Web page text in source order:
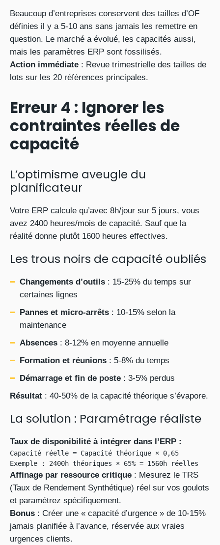
Beaucoup d’entreprises conservent des tailles d’OF
définies il y a 5-10 ans sans jamais les remettre en
question. Le marché a évolué, les capacités aussi,
mais les paramètres ERP sont fossilisés.
Action immédiate : Revue trimestrielle des tailles de
lots sur les 20 références principales.
Erreur 4 : Ignorer les
contraintes réelles de
capacité
L’optimisme aveugle du
planificateur
Votre ERP calcule qu’avec 8h/jour sur 5 jours, vous
avez 2400 heures/mois de capacité. Sauf que la
réalité donne plutôt 1600 heures effectives.
Les trous noirs de capacité oubliés
Changements d’outils : 15-25% du temps sur
certaines lignes
Pannes et micro-arrêts : 10-15% selon la
maintenance
Absences : 8-12% en moyenne annuelle
Formation et réunions : 5-8% du temps
Démarrage et fin de poste : 3-5% perdus
Résultat : 40-50% de la capacité théorique s’évapore.
La solution : Paramétrage réaliste
Taux de disponibilité à intégrer dans l’ERP :
Capacité réelle = Capacité théorique × 0,65
Exemple : 2400h théoriques × 65% = 1560h réelles
Affinage par ressource critique : Mesurez le TRS
(Taux de Rendement Synthétique) réel sur vos goulots
et paramétrez spécifiquement.
Bonus : Créer une « capacité d’urgence » de 10-15%
jamais planifiée à l’avance, réservée aux vraies
urgences clients.